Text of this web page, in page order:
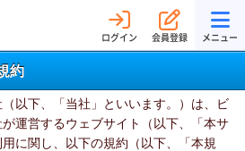
ログイン 会員登録 メニュー
約
以下、「当社」といいます。）は、ビ
運営するウェブサイト（以下、「本サ
に関し、以下の規約（以下、「本規